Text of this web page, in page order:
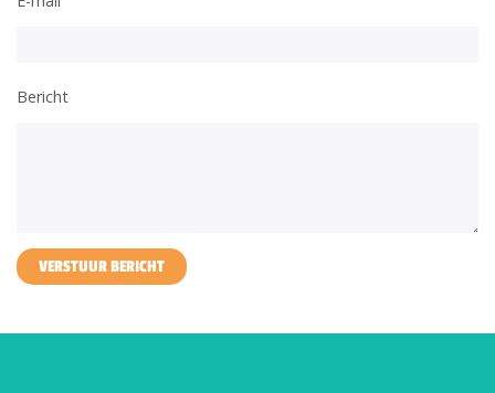
Bericht
VERSTUUR BERICHT